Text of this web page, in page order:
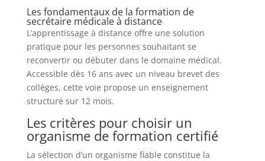
Les fondamentaux de la formation de
secrétaire médicale à distance
L’apprentissage à distance offre une solution
pratique pour les personnes souhaitant se
reconvertir ou débuter dans le domaine médical.
Accessible dès 16 ans avec un niveau brevet des
collèges, cette voie propose un enseignement
structuré sur 12 mois.
Les critères pour choisir un
organisme de formation certifié
La sélection d’un organisme fiable constitue la